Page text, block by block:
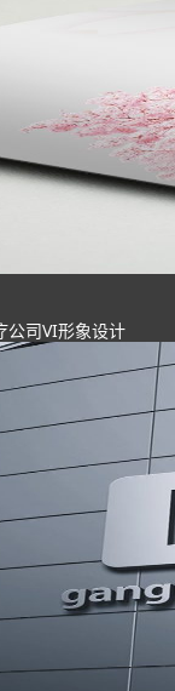
公司VI形象设计